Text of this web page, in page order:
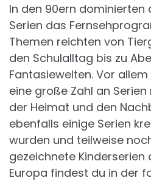
In den 90ern dominierten
Serien das
Themen reichten von
den Schulalltag bis zu
Fantasiewelten. Vor
eine große Zahl an
der Heimat und den
ebenfalls einige Serien
wurden und teilweise
gezeichnete
Europa findest du in der